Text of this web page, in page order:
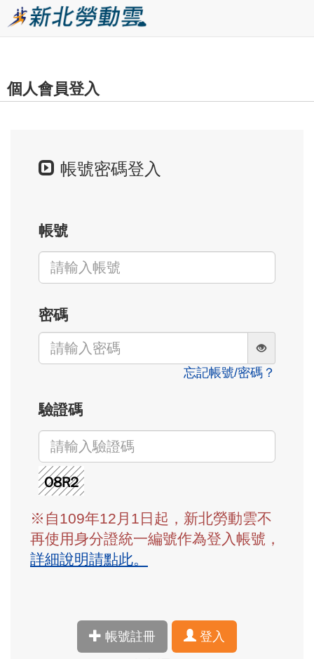
到
內個人會員登入
帳號密碼登入
帳號
密碼
忘記帳號/密碼？
驗證碼
※自109年12月1日起，新北勞動雲不
再使用身分證統一編號作為登入帳號，
詳細說明請點此。
帳號註冊 登入